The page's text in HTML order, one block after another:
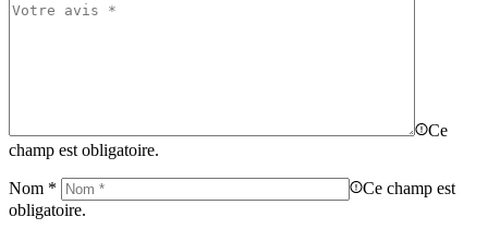
Ce
champ est obligatoire.
Nom *
Ce champ est
obligatoire.